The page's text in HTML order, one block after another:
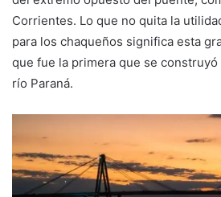
Corrientes. Lo que no quita la
para los chaqueños significa esta
que fue la primera que se
río Paraná.